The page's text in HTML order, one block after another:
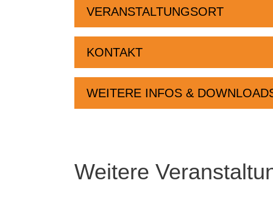
VERANSTALTUNGSORT
KONTAKT
WEITERE INFOS &
Weitere